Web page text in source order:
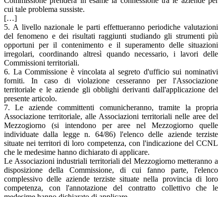
cui tale problema sussiste.
[…]
5. A livello nazionale le parti effettueranno periodiche valutazioni
del fenomeno e dei risultati raggiunti studiando gli strumenti più
opportuni per il contenimento e il superamento delle situazioni
irregolari, coordinando altresì quando necessario, i lavori delle
Commissioni territoriali.
6. La Commissione è vincolata al segreto d'ufficio sui nominativi
forniti. In caso di violazione cesseranno per l'Associazione
territoriale e le aziende gli obblighi derivanti dall'applicazione del
presente articolo.
7. Le aziende committenti comunicheranno, tramite la propria
Associazione territoriale, alle Associazioni territoriali nelle aree del
Mezzogiorno (si intendono per aree nel Mezzogiorno quelle
individuate dalla legge n. 64/86) l'elenco delle aziende terziste
situate nei territori di loro competenza, con l'indicazione del CCNL
che le medesime hanno dichiarato di applicare.
Le Associazioni industriali territoriali del Mezzogiorno metteranno a
disposizione della Commissione, di cui fanno parte, l'elenco
complessivo delle aziende terziste situate nella provincia di loro
competenza, con l'annotazione del contratto collettivo che le